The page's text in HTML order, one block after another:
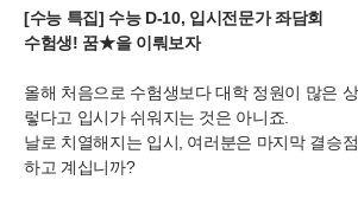
[수능 특집] 수능 D-10, 입시전문가 좌담회
수험생! 꿈★을 이뤄보자
올해 처음으로 수험생보다 대학 정원이 많은
렇다고 입시가 쉬워지는 것은 아니죠.
날로 치열해지는 입시, 여러분은 마지막 결승
하고 계십니까?